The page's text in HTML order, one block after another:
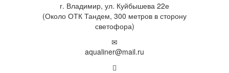
г. Владимир, ул. Куйбышева 22е
(Около ОТК Тандем, 300 метров в сторону
светофора)
aqualiner@mail.ru